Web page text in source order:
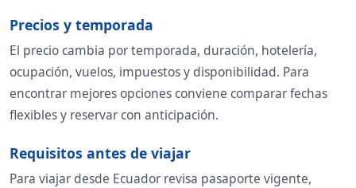
Precios y temporada
El precio cambia por temporada, duración, hotelería,
ocupación, vuelos, impuestos y disponibilidad. Para
encontrar mejores opciones conviene comparar fechas
flexibles y reservar con anticipación.
Requisitos antes de viajar
Para viajar desde Ecuador revisa pasaporte vigente,